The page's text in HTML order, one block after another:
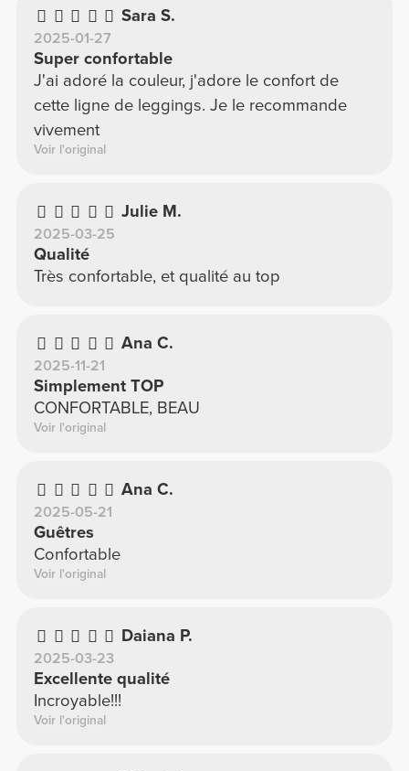
Sara S.
2025-01-27
Super confortable
J'ai adoré la couleur, j'adore le confort de
cette ligne de leggings. Je le recommande
vivement
Voir l'original
Julie M.
2025-03-25
Qualité
Très confortable, et qualité au top
Ana C.
2025-11-21
Simplement TOP
CONFORTABLE, BEAU
Voir l'original
Ana C.
2025-05-21
Guêtres
Confortable
Voir l'original
Daiana P.
2025-03-23
Excellente qualité
Incroyable!!!
Voir l'original